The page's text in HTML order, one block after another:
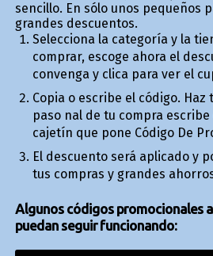
sencillo. En sólo unos pequeños
grandes descuentos.
Selecciona la categoría y la
comprar, escoge ahora el
convenga y clica para ver el
Copia o escribe el código. Haz
paso final de tu compra
cajetín que pone Código De
El descuento será aplicado y
tus compras y grandes
Algunos códigos promocionales
puedan seguir funcionando: